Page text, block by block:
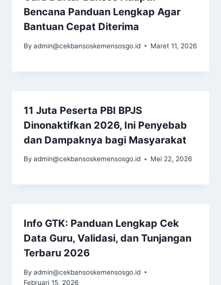
Bencana Panduan Lengkap Agar
Bantuan Cepat Diterima
By admin@cekbansoskemensosgo.id Maret 11, 2026
11 Juta Peserta PBI BPJS
Dinonaktifkan 2026, Ini Penyebab
dan Dampaknya bagi Masyarakat
By admin@cekbansoskemensosgo.id Mei 22, 2026
Info GTK: Panduan Lengkap Cek
Data Guru, Validasi, dan Tunjangan
Terbaru 2026
By admin@cekbansoskemensosgo.id
Februari 15, 2026